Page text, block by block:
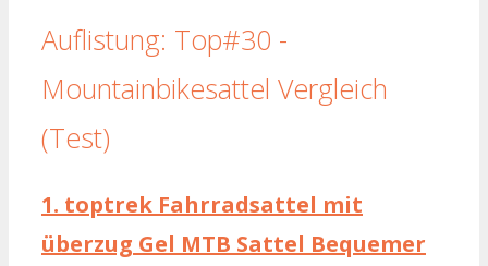
Auflistung: Top#30 -
Mountainbikesattel Vergleich
(Test)
1. toptrek Fahrradsattel mit
überzug Gel MTB Sattel Bequemer